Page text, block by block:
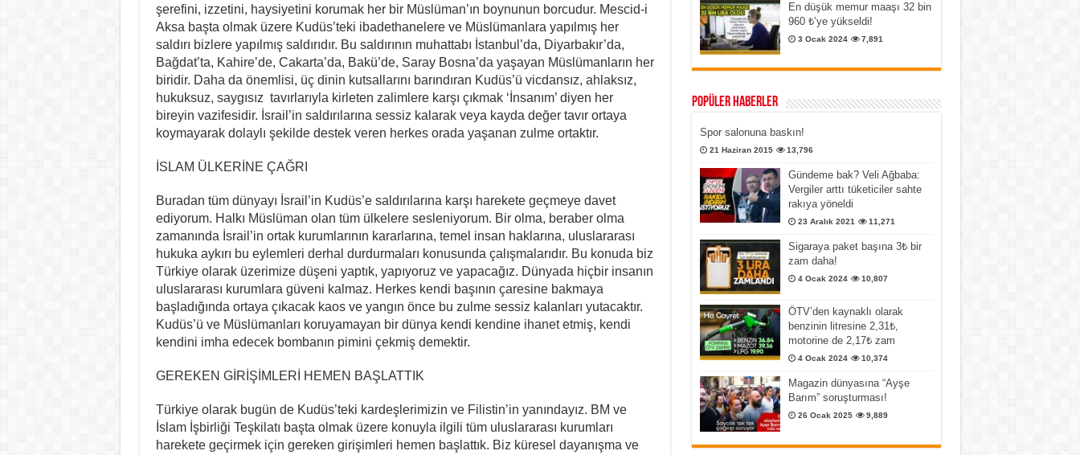
şerefini, izzetini, haysiyetini korumak her bir Müslüman’ın boynunun borcudur. Mescid-i
Aksa başta olmak üzere Kudüs’teki ibadethanelere ve Müslümanlara yapılmış her
saldırı bizlere yapılmış saldırıdır. Bu saldırının muhattabı İstanbul’da, Diyarbakır’da,
Bağdat’ta, Kahire’de, Cakarta’da, Bakü’de, Saray Bosna’da yaşayan Müslümanların her
biridir. Daha da önemlisi, üç dinin kutsallarını barındıran Kudüs’ü vicdansız, ahlaksız,
hukuksuz, saygısız tavırlarıyla kirleten zalimlere karşı çıkmak ‘İnsanım’ diyen her
bireyin vazifesidir. İsrail’in saldırılarına sessiz kalarak veya kayda değer tavır ortaya
koymayarak dolaylı şekilde destek veren herkes orada yaşanan zulme ortaktır.
İSLAM ÜLKERİNE ÇAĞRI
Buradan tüm dünyayı İsrail’in Kudüs’e saldırılarına karşı harekete geçmeye davet
ediyorum. Halkı Müslüman olan tüm ülkelere sesleniyorum. Bir olma, beraber olma
zamanında İsrail’in ortak kurumlarının kararlarına, temel insan haklarına, uluslararası
hukuka aykırı bu eylemleri derhal durdurmaları konusunda çalışmalarıdır. Bu konuda biz
Türkiye olarak üzerimize düşeni yaptık, yapıyoruz ve yapacağız. Dünyada hiçbir insanın
uluslararası kurumlara güveni kalmaz. Herkes kendi başının çaresine bakmaya
başladığında ortaya çıkacak kaos ve yangın önce bu zulme sessiz kalanları yutacaktır.
Kudüs’ü ve Müslümanları koruyamayan bir dünya kendi kendine ihanet etmiş, kendi
kendini imha edecek bombanın pimini çekmiş demektir.
GEREKEN GİRİŞİMLERİ HEMEN BAŞLATTIK
Türkiye olarak bugün de Kudüs’teki kardeşlerimizin ve Filistin’in yanındayız. BM ve
İslam İşbirliği Teşkilatı başta olmak üzere konuyla ilgili tüm uluslararası kurumları
harekete geçirmek için gereken girişimleri hemen başlattık. Biz küresel dayanışma ve
En düşük memur maaşı 32 bin
960 ₺’ye yükseldi!
3 Ocak 2024 7,891
Popüler Haberler
Spor salonuna baskın!
21 Haziran 2015 13,796
Gündeme bak? Veli Ağbaba:
Vergiler arttı tüketiciler sahte
rakıya yöneldi
23 Aralık 2021 11,271
Sigaraya paket başına 3₺ bir
zam daha!
4 Ocak 2024 10,807
ÖTV’den kaynaklı olarak
benzinin litresine 2,31₺,
motorine de 2,17₺ zam
4 Ocak 2024 10,374
Magazin dünyasına “Ayşe
Barım” soruşturması!
26 Ocak 2025 9,889